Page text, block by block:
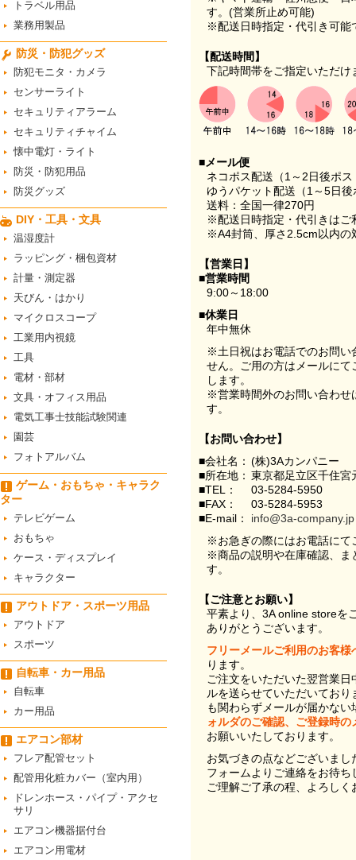
トラベル用品
業務用製品
防災・防犯グッズ
防犯モニタ・カメラ
センサーライト
セキュリティアラーム
セキュリティチャイム
懐中電灯・ライト
防災・防犯用品
防災グッズ
DIY・工具・文具
温湿度計
ラッピング・梱包資材
計量・測定器
天びん・はかり
マイクロスコープ
工業用内視鏡
工具
電材・部材
文具・オフィス用品
電気工事士技能試験関連
園芸
フォトアルバム
ゲーム・おもちゃ・キャラク
ター
テレビゲーム
おもちゃ
ケース・ディスプレイ
キャラクター
アウトドア・スポーツ用品
アウトドア
スポーツ
自転車・カー用品
自転車
カー用品
エアコン部材
フレア配管セット
配管用化粧カバー（室内用）
ドレンホース・パイプ・アクセ
サリ
エアコン機器据付台
エアコン用電材
す。(営業所止め可能)
※配送日時指定・代引き可能
【配送時間】
下記時間帯をご指定いただけ
■メール便
ネコポス配送（1～2日後ポ
ゆうパケット配送（1～5日
送料：全国一律270円
※配送日時指定・代引きはご
※A4封筒、厚さ2.5cm以内の
【営業日】
■営業時間
9:00～18:00
■休業日
年中無休
※土日祝はお電話でのお問い
せん。ご用の方はメールに
します。
※営業時間外のお問い合わせ
す。
【お問い合わせ】
■会社名： (株)3Aカンパニー
■所在地： 東京都足立区千住
■TEL：
03-5284-5950
■FAX：
03-5284-5953
■E-mail：
info@3a-company.jp
※お急ぎの際にはお電話にて
※商品の説明や在庫確認、ま
す。
【ご注意とお願い】
平素より、3A online storeを
ありがとうございます。
フリーメールご利用のお客様
ります。
ご注文をいただいた翌営業
ルを送らせていただいてお
も関わらずメールが届かない
ォルダのご確認、ご登録時
お願いいたしております。
お気づきの点などございま
フォームよりご連絡をお待ち
ご理解ご了承の程、よろし